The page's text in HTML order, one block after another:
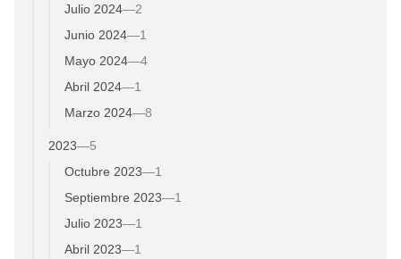
Julio 2024—2
Junio 2024—1
Mayo 2024—4
Abril 2024—1
Marzo 2024—8
2023—5
Octubre 2023—1
Septiembre 2023—1
Julio 2023—1
Abril 2023—1